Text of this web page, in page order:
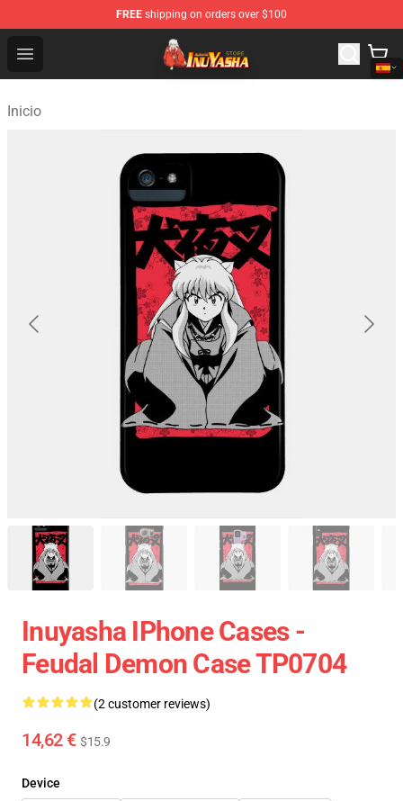
FREE shipping on orders over $100
Open menu
Inuyasha Store - Official Inuyasha Merchandise Shop
Inicio
Inuyasha IPhone Cases -
Feudal Demon Case TP0704
(2 customer reviews)
14,62 € $15.9
Device